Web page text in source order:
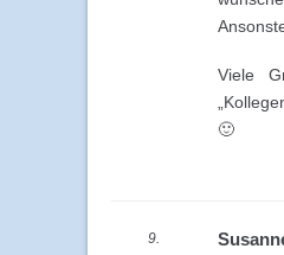
Viele
🙂
9.